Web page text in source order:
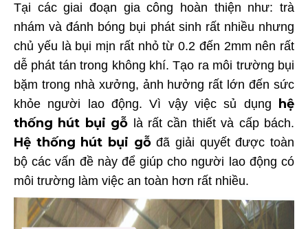
Tại các giai đoạn gia công hoàn thiện như: trà
nhám và đánh bóng bụi phát sinh rất nhiều nhưng
chủ yếu là bụi mịn rất nhỏ từ 0.2 đến 2mm nên rất
dễ phát tán trong không khí. Tạo ra môi trường bụi
bặm trong nhà xưởng, ảnh hưởng rất lớn đến sức
khỏe người lao động. Vì vậy việc sủ dụng
hệ
thống hút bụi gỗ là rất cần thiết và cấp bách.
Hệ thống hút bụi gỗđã giải quyết được toàn
bộ các vấn đề này để giúp cho người lao động có
môi trường làm việc an toàn hơn rất nhiều.